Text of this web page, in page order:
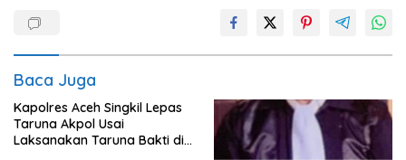
Baca Juga
Kapolres Aceh Singkil Lepas
Taruna Akpol Usai
Laksanakan Taruna Bakti di